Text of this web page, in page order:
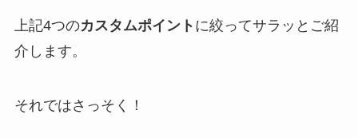
上記4つのカスタムポイント に絞ってサラッとご紹
介します。
それではさっそく！